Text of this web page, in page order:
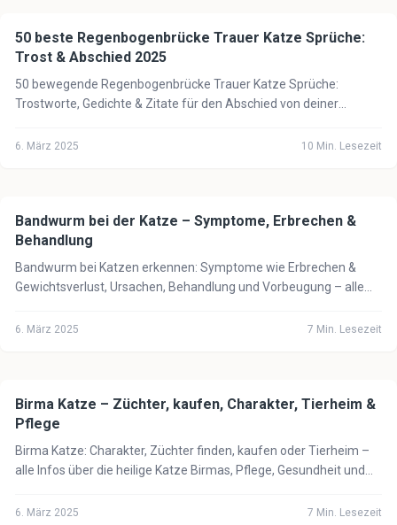
🐈 Katze
50 beste Regenbogenbrücke Trauer Katze Sprüche:
Trost & Abschied 2025
50 bewegende Regenbogenbrücke Trauer Katze Sprüche:
Trostworte, Gedichte & Zitate für den Abschied von deiner
6. März 2025 10 Min. Lesezeit
🐈 Katze
Bandwurm bei der Katze – Symptome, Erbrechen &
Behandlung
Bandwurm bei Katzen erkennen: Symptome wie Erbrechen &
Gewichtsverlust, Ursachen, Behandlung und Vorbeugung – alle
6. März 2025 7 Min. Lesezeit
🐈 Katze
Birma Katze – Züchter, kaufen, Charakter, Tierheim &
Pflege
Birma Katze: Charakter, Züchter finden, kaufen oder Tierheim –
alle Infos über die heilige Katze Birmas, Pflege, Gesundheit und
6. März 2025 7 Min. Lesezeit